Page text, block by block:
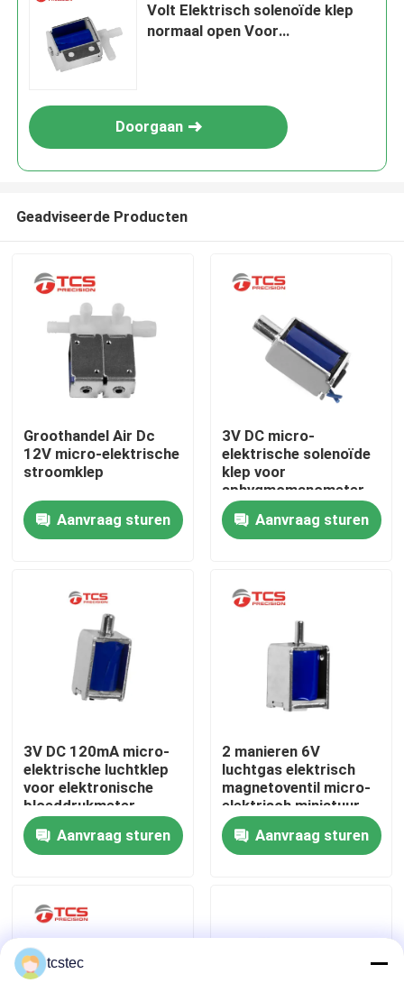
Thuis
Producten
Over ons
Fabriekstocht
Kwaliteitscontrole
Neem contact met ons op
Nieuws
Gevallen
Bloggen
Volt Elektrisch solenoïde klep
normaal open Voor
Doorgaan
Geadviseerde Producten
Groothandel Air Dc
12V micro-elektrische
stroomklep
Aanvraag sturen
3V DC micro-
elektrische solenoïde
klep voor
sphygmomanometer
Aanvraag sturen
3V DC 120mA micro-
elektrische luchtklep
voor elektronische
bloeddrukmeter
medische monitor
Aanvraag sturen
2 manieren 6V
luchtgas elektrisch
magnetoventil micro-
elektrisch miniatuur
60mA
Aanvraag sturen
tcstec